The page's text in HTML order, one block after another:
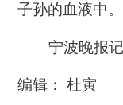
子孙的血液中。
宁波晚报
编辑： 杜寅